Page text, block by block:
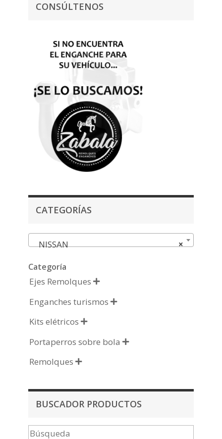
CONSÚLTENOS
CATEGORÍAS
×
NISSAN
Categoría
Ejes Remolques 
Enganches turismos 
Kits elétricos 
Portaperros sobre bola 
Remolques 
BUSCADOR PRODUCTOS